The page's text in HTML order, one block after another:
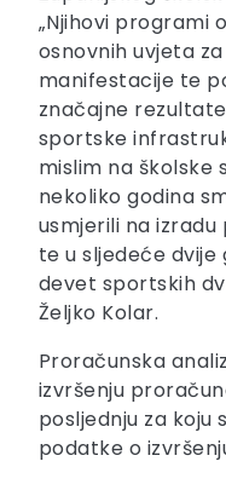
„Njihovi programi
osnovnih uvjeta
manifestacije te
značajne
sportske
mislim na školske
nekoliko godina
usmjerili na
te u sljedeće
devet sportskih
Željko Kolar.
Proračunska
izvršenju
posljednju za koju
podatke o